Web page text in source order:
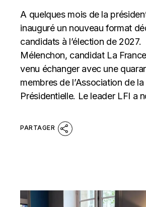
A quelques mois de la
inauguré un nouveau format
candidats à l’élection de
Mélenchon, candidat La
venu échanger avec une
membres de l’Association de
Présidentielle. Le leader LFI a